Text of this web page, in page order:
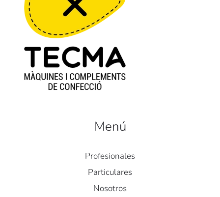
Menú
Profesionales
Particulares
Nosotros